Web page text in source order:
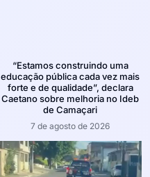
“Estamos construindo uma
educação pública cada vez mais
forte e de qualidade”, declara
Caetano sobre melhoria no Ideb
de Camaçari
7 de agosto de 2026